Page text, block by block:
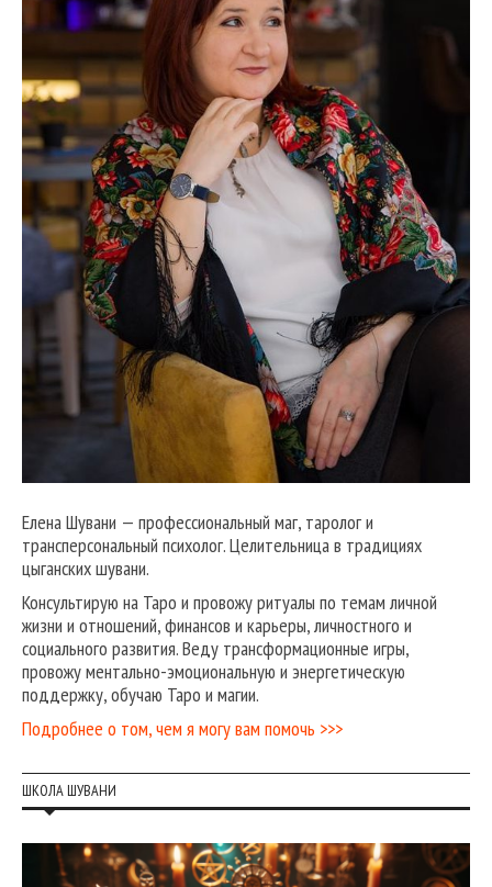
Елена Шувани — профессиональный маг, таролог и
трансперсональный психолог. Целительница в традициях
цыганских шувани.
Консультирую на Таро и провожу ритуалы по темам личной
жизни и отношений, финансов и карьеры, личностного и
социального развития. Веду трансформационные игры,
провожу ментально-эмоциональную и энергетическую
поддержку, обучаю Таро и магии.
Подробнее о том, чем я могу вам помочь >>>
ШКОЛА ШУВАНИ